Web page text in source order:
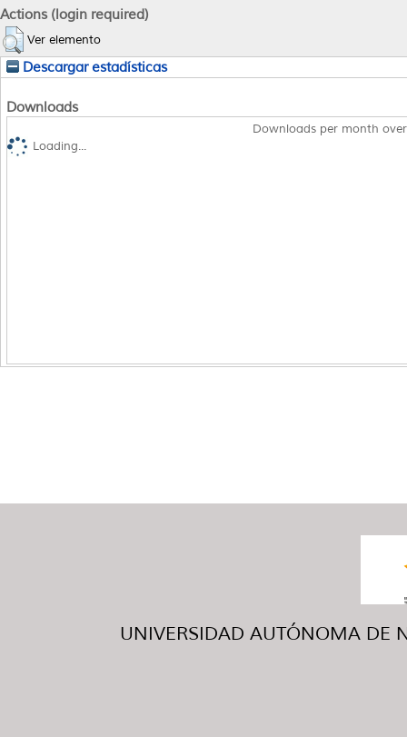
Actions (login required)
Ver elemento
Descargar estadísticas
Downloads
Downloads per month
Loading...
UNIVERSIDAD AUTÓNOMA DE